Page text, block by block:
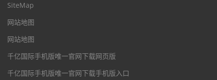
SiteMap
网站地图
网站地图
千亿国际手机版唯一官网下载网页版
千亿国际手机版唯一官网下载手机版入口